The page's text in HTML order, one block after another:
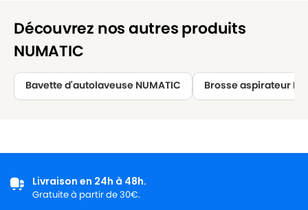
Découvrez nos autres produits
NUMATIC
Bavette d'autolaveuse NUMATIC Brosse aspirateur
Livraison en 24h à 48h.
Gratuite à partir de 30€.